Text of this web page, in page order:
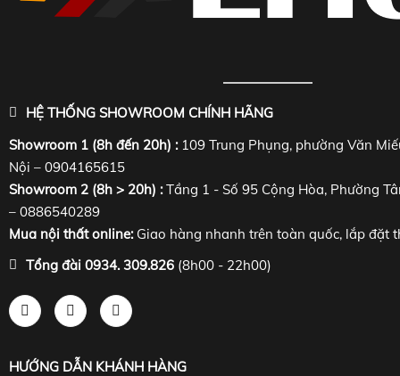
HỆ THỐNG SHOWROOM CHÍNH HÃNG
Showroom 1 (8h đến 20h) : 109 Trung Phụng, phường Văn
Nội – 0904165615
Showroom 2 (8h > 20h) :Tầng 1 - Số 95 Cộng Hòa, Phường
– 0886540289
Mua nội thất online:Giao hàng nhanh trên toàn quốc, lắp đặt
Tổng đài 0934. 309.826 (8h00 - 22h00)
HƯỚNG DẪN KHÁNH HÀNG